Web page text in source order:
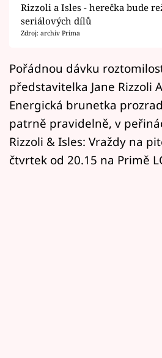
Pořady
Přihlášení
Sledujte nás
Rizzoli a Isles - herečka bude
seriálových dílů
Zdroj: archiv Prima
Pořádnou dávku
představitelka Jane Rizzoli
Energická brunetka
patrně pravidelně, v
Rizzoli & Isles: Vraždy na
čtvrtek od 20.15 na Primě